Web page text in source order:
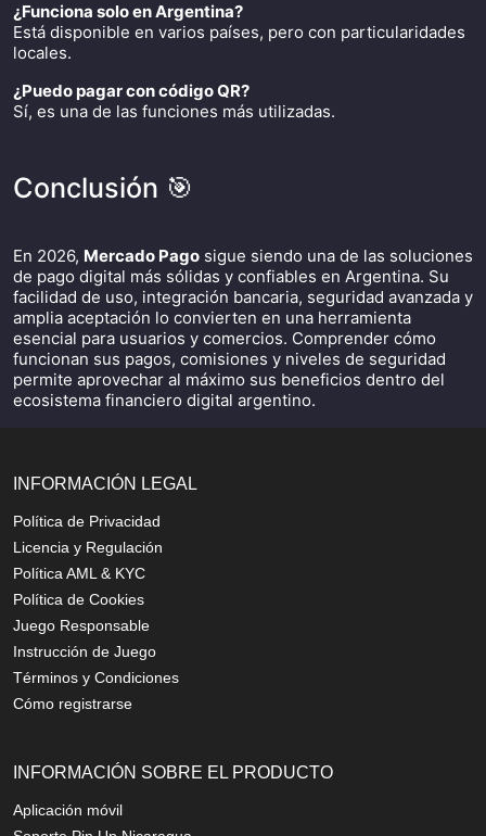
¿Funciona solo en Argentina?
Está disponible en varios países, pero con particularidades
locales.
¿Puedo pagar con código QR?
Sí, es una de las funciones más utilizadas.
Conclusión 🎯
En 2026, Mercado Pago sigue siendo una de las soluciones
de pago digital más sólidas y confiables en Argentina. Su
facilidad de uso, integración bancaria, seguridad avanzada y
amplia aceptación lo convierten en una herramienta
esencial para usuarios y comercios. Comprender cómo
funcionan sus pagos, comisiones y niveles de seguridad
permite aprovechar al máximo sus beneficios dentro del
ecosistema financiero digital argentino.
INFORMACIÓN LEGAL
Política de Privacidad
Licencia y Regulación
Política AML & KYC
Política de Cookies
Juego Responsable
Instrucción de Juego
Términos y Condiciones
Cómo registrarse
INFORMACIÓN SOBRE EL PRODUCTO
Aplicación móvil